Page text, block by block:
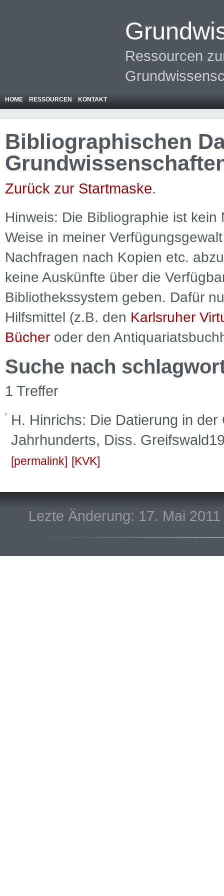
Ressourcen
HOME RESSOURCEN KONTAKT
Bibliographischen
Zurück zur Startmaske.
Hinweis: Die Bibliographie ist kein
Weise in meiner
Nachfragen nach Kopien etc.
keine Auskünfte über die
Bibliothekssystem geben. Dafür
Hilfsmittel (z.B. den Karlsruher
Bücher oder den
Suche nach
1 Treffer
H. Hinrichs: Die Datierung in
Jahrhunderts, Diss.
permalink KVK
Lezte Änderung: 17. Mai